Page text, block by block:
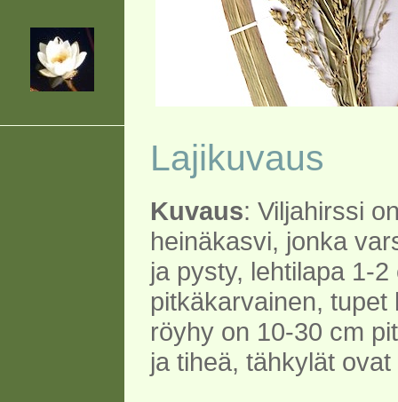
Lajikuvaus
Kuvaus: Viljahirssi
heinäkasvi, jonka
ja pysty, lehtilapa 1-
pitkäkarvainen, tupet
röyhy on 10-30 cm
ja tiheä, tähkylät